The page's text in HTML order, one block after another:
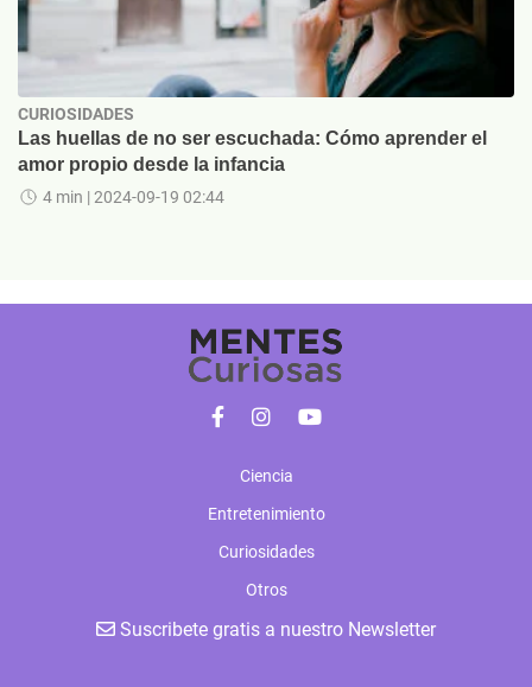
CURIOSIDADES
Las huellas de no ser escuchada: Cómo aprender el
amor propio desde la infancia
4 min | 2024-09-19 02:44
Ciencia
Entretenimiento
Curiosidades
Otros
Suscribete gratis a nuestro Newsletter